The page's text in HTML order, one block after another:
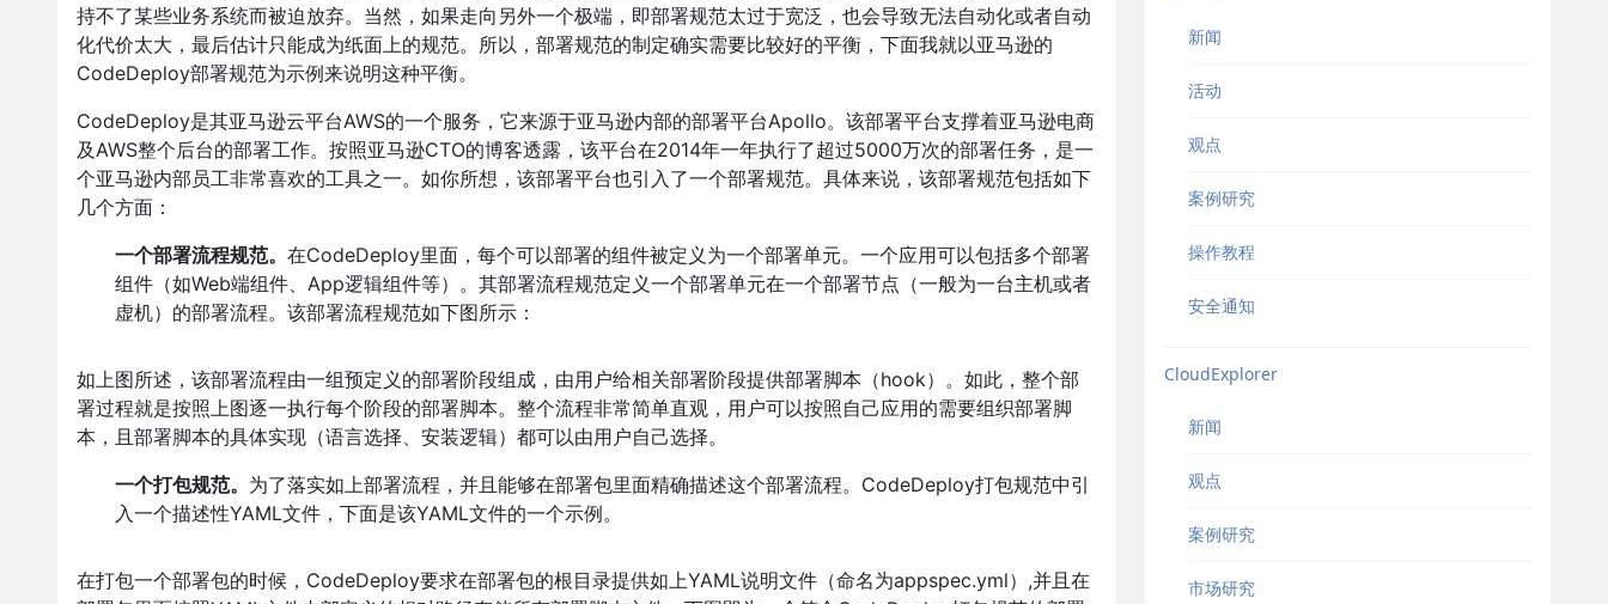
持不了某些业务系统而被迫放弃。当然，如果走向另外一个极端，即部署规范太过于宽泛，也会导致无法自动化或者自动
化代价太大，最后估计只能成为纸面上的规范。所以，部署规范的制定确实需要比较好的平衡，下面我就以亚马逊的
CodeDeploy部署规范为示例来说明这种平衡。
CodeDeploy是其亚马逊云平台AWS的一个服务，它来源于亚马逊内部的部署平台Apollo。该部署平台支撑着亚马逊电商
及AWS整个后台的部署工作。按照亚马逊CTO的博客透露，该平台在2014年一年执行了超过5000万次的部署任务，是一
个亚马逊内部员工非常喜欢的工具之一。如你所想，该部署平台也引入了一个部署规范。具体来说，该部署规范包括如下
几个方面：
一个部署流程规范。 在CodeDeploy里面，每个可以部署的组件被定义为一个部署单元。一个应用可以包括多个部署
组件（如Web端组件、App逻辑组件等）。其部署流程规范定义一个部署单元在一个部署节点（一般为一台主机或者
虚机）的部署流程。该部署流程规范如下图所示：
如上图所述，该部署流程由一组预定义的部署阶段组成，由用户给相关部署阶段提供部署脚本（hook）。如此，整个部
署过程就是按照上图逐一执行每个阶段的部署脚本。整个流程非常简单直观，用户可以按照自己应用的需要组织部署脚
本，且部署脚本的具体实现（语言选择、安装逻辑）都可以由用户自己选择。
一个打包规范。 为了落实如上部署流程，并且能够在部署包里面精确描述这个部署流程。CodeDeploy打包规范中引
入一个描述性YAML文件，下面是该YAML文件的一个示例。
在打包一个部署包的时候，CodeDeploy要求在部署包的根目录提供如上YAML说明文件（命名为appspec.yml）,并且在
新闻
活动
观点
案例研究
操作教程
安全通知
CloudExplorer
新闻
观点
案例研究
市场研究